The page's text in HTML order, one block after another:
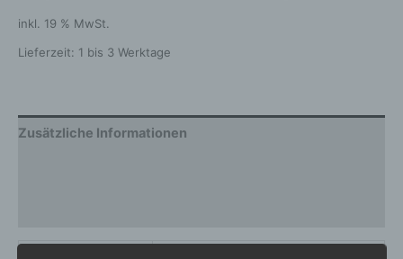
inkl. 19 % MwSt.
Lieferzeit: 1 bis 3 Werktage
Zusätzliche Informationen